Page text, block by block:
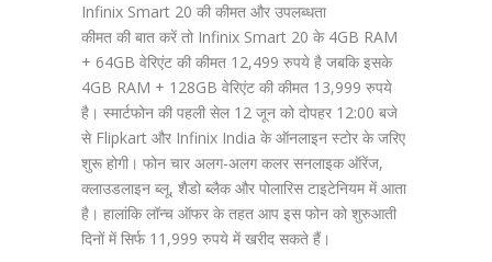
Infinix Smart 20 की कीमत और उपलब्धता
कीमत की बात करें तो Infinix Smart 20 के 4GB RAM
+ 64GB वेरिएंट की कीमत 12,499 रुपये है जबकि इसके
4GB RAM + 128GB वेरिएंट की कीमत 13,999 रुपये
है। स्मार्टफोन की पहली सेल 12 जून को दोपहर 12:00 बजे
से Flipkart और Infinix India के ऑनलाइन स्टोर के जरिए
शुरू होगी। फोन चार अलग-अलग कलर सनलाइक ऑरेंज,
क्लाउडलाइन ब्लू, शैडो ब्लैक और पोलारिस टाइटेनियम में आता
है। हालांकि लॉन्च ऑफर के तहत आप इस फोन को शुरुआती
दिनों में सिर्फ 11,999 रुपये में खरीद सकते हैं।